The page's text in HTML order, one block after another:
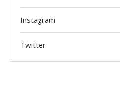
Instagram
Twitter